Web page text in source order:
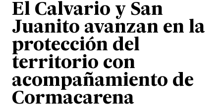
El Calvario y San
Juanito avanzan en la
protección del
territorio con
acompañamiento de
Cormacarena